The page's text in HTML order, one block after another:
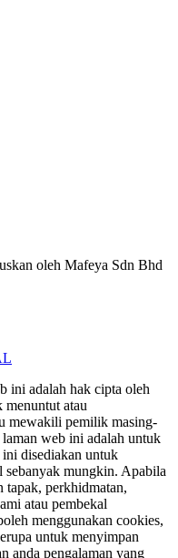
oleh Mafeya Sdn Bhd
ini adalah hak cipta oleh
atau
mewakili pemilik masing-
web ini adalah untuk
disediakan untuk
sebanyak mungkin. Apabila
tapak, perkhidmatan,
atau pembekal
menggunakan cookies,
untuk menyimpan
anda pengalaman yang